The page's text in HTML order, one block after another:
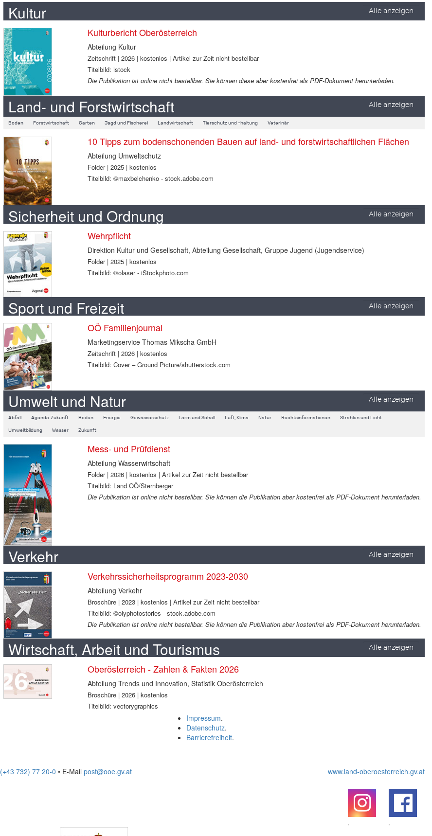
Kultur Alle anzeigen
Kulturbericht Oberösterreich
Abteilung Kultur
Zeitschrift | 2026 | kostenlos | Artikel zur Zeit nicht bestellbar
Titelbild: istock
Die Publikation ist online nicht bestellbar. Sie können diese aber kostenfrei als PDF-Dokument herunterladen.
Land- und Forstwirtschaft Alle anzeigen
Boden Forstwirtschaft Garten Jagd und Fischerei Landwirtschaft Tierschutz und -haltung Veterinär
10 Tipps zum bodenschonenden Bauen auf land- und forstwirtschaftlichen Flächen
Abteilung Umweltschutz
Folder | 2025 | kostenlos
Titelbild: ©maxbelchenko - stock.adobe.com
Sicherheit und Ordnung Alle anzeigen
Wehrpflicht
Direktion Kultur und Gesellschaft, Abteilung Gesellschaft, Gruppe Jugend (Jugendservice)
Folder | 2025 | kostenlos
Titelbild: ©olaser - iStockphoto.com
Sport und Freizeit Alle anzeigen
OÖ Familienjournal
Marketingservice Thomas Mikscha GmbH
Zeitschrift | 2026 | kostenlos
Titelbild: Cover – Ground Picture/shutterstock.com
Umwelt und Natur Alle anzeigen
Abfall Agenda.Zukunft Boden Energie Gewässerschutz Lärm und Schall Luft, Klima Natur Rechtsinformationen Strahlen und Licht
Umweltbildung Wasser Zukunft
Mess- und Prüfdienst
Abteilung Wasserwirtschaft
Folder | 2026 | kostenlos | Artikel zur Zeit nicht bestellbar
Titelbild: Land OÖ/Sternberger
Die Publikation ist online nicht bestellbar. Sie können die Publikation aber kostenfrei als PDF-Dokument herunterladen.
Verkehr Alle anzeigen
Verkehrssicherheitsprogramm 2023-2030
Abteilung Verkehr
Broschüre | 2023 | kostenlos | Artikel zur Zeit nicht bestellbar
Titelbild: ©olyphotostories - stock.adobe.com
Die Publikation ist online nicht bestellbar. Sie können die Publikation aber kostenfrei als PDF-Dokument herunterladen.
Wirtschaft, Arbeit und Tourismus Alle anzeigen
Oberösterreich - Zahlen & Fakten 2026
Abteilung Trends und Innovation, Statistik Oberösterreich
Broschüre | 2026 | kostenlos
Titelbild: vectorygraphics
Impressum.
Datenschutz.
Barrierefreiheit.
(+43 732) 77 20-0 • E-Mail post@ooe.gv.at www.land-oberoesterreich.gv.at
.
.